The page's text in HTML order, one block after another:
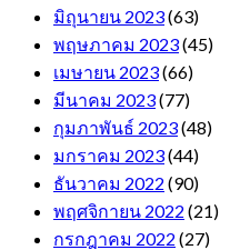
มิถุนายน 2023(63)
พฤษภาคม 2023(45)
เมษายน 2023(66)
มีนาคม 2023(77)
กุมภาพันธ์ 2023(48)
มกราคม 2023(44)
ธันวาคม 2022 (90)
พฤศจิกายน 2022 (21)
กรกฎาคม 2022 (27)